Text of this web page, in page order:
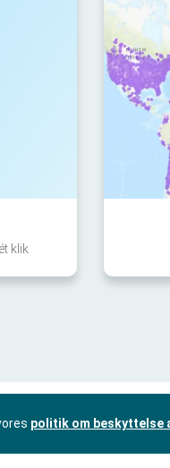
klik
politik om beskyttelse